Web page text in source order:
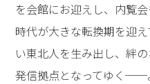
を会館にお迎えし、内覧会
時代が大きな転換期を迎
い東北人を生み出し、絆
発信拠点となってゆく──